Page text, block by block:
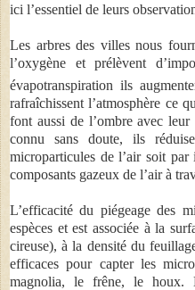
ici l’essentiel de leurs
Les arbres des villes nous
l’oxygène et prélèvent
évapotranspiration ils
rafraîchissent l’atmosphère ce
font aussi de l’ombre avec
connu sans doute, ils
microparticules de l’air soit
composants gazeux de l’air à
L’efficacité du piégeage des
espèces et est associée à la
cireuse), à la densité du
efficaces pour capter les
magnolia, le frêne, le houx.